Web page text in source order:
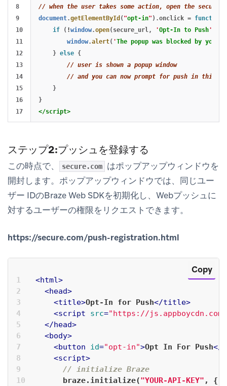
8
9
10
11
12
13
14
15
16
// when the user takes some action, open the secure
document.getElementById ( "opt-in" ).onclick = function
if
( !window.open( secure_url, 'Opt-In to Push'
window.alert( 'The popup was blocked by your
} else {
// user is shown a popup window
// and you can now prompt for push in this
}
}
</script>
ステップ2:プッシュを登録する
この時点で、 secure.com
はポップアップウィンドウを
開封します。ポップアップウィンドウでは、同じユー
ザー IDのBraze Web SDKを初期化し、Webプッシュに
対するユーザーの権限をリクエストできます。
https://secure.com/push-registration.html
Copy
<html>
<head>
<title>Opt-In for Push</title>
<script src="https://
</head>
<body>
<button id="opt-in">Opt In For Push</
<script>
// initialize Braze
      braze.initialize(
"YOUR-API-KEY" , {